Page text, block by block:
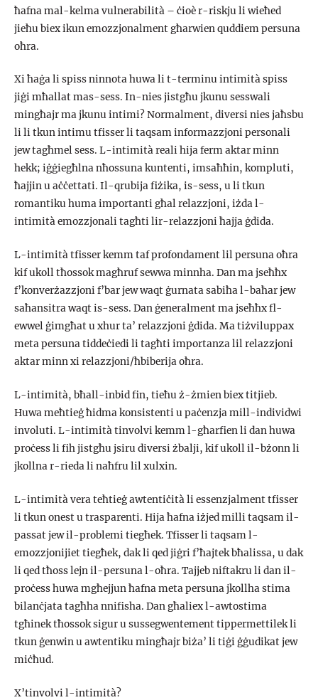
ħafna mal-kelma vulnerabilità – ċioè r-riskju li wieħed
jieħu biex ikun emozzjonalment għarwien quddiem persuna
oħra.
Xi ħaġa li spiss ninnota huwa li t-terminu intimità spiss
jiġi mħallat mas-sess. In-nies jistgħu jkunu sesswali
mingħajr ma jkunu intimi? Normalment, diversi nies jaħsbu
li li tkun intimu tfisser li taqsam informazzjoni personali
jew tagħmel sess. L-intimità reali hija ferm aktar minn
hekk; iġġiegħlna nħossuna kuntenti, imsaħħin, kompluti,
ħajjin u aċċettati. Il-qrubija fiżika, is-sess, u li tkun
romantiku huma importanti għal relazzjoni, iżda l-
intimità emozzjonali tagħti lir-relazzjoni ħajja ġdida.
L-intimità tfisser kemm taf profondament lil persuna oħra
kif ukoll tħossok magħruf sewwa minnha. Dan ma jseħħx
f’konverżazzjoni f’bar jew waqt ġurnata sabiħa l-baħar jew
saħansitra waqt is-sess. Dan ġeneralment ma jseħħx fl-
ewwel ġimgħat u xhur ta’ relazzjoni ġdida. Ma tiżviluppax
meta persuna tiddeċiedi li tagħti importanza lil relazzjoni
aktar minn xi relazzjoni/ħbiberija oħra.
L-intimità, bħall-inbid fin, tieħu ż-żmien biex titjieb.
Huwa meħtieġ ħidma konsistenti u paċenzja mill-individwi
involuti. L-intimità tinvolvi kemm l-għarfien li dan huwa
proċess li fih jistgħu jsiru diversi żbalji, kif ukoll il-bżonn li
jkollna r-rieda li naħfru lil xulxin.
L-intimità vera teħtieġ awtentiċità li essenzjalment tfisser
li tkun onest u trasparenti. Hija ħafna iżjed milli taqsam il-
passat jew il-problemi tiegħek. Tfisser li taqsam l-
emozzjonijiet tiegħek, dak li qed jiġri f’ħajtek bħalissa, u dak
li qed tħoss lejn il-persuna l-oħra. Tajjeb niftakru li dan il-
proċess huwa mgħejjun ħafna meta persuna jkollha stima
bilanċjata tagħha nnifisha. Dan għaliex l-awtostima
tgħinek tħossok sigur u sussegwentement tippermettilek li
tkun ġenwin u awtentiku mingħajr biża’ li tiġi ġġudikat jew
miċħud.
X’tinvolvi l-intimità?